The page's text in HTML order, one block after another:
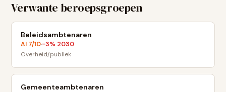
Verwante beroepsgroepen
Beleidsambtenaren
AI 7/10·-3% 2030
Overheid/publiek
Gemeenteambtenaren